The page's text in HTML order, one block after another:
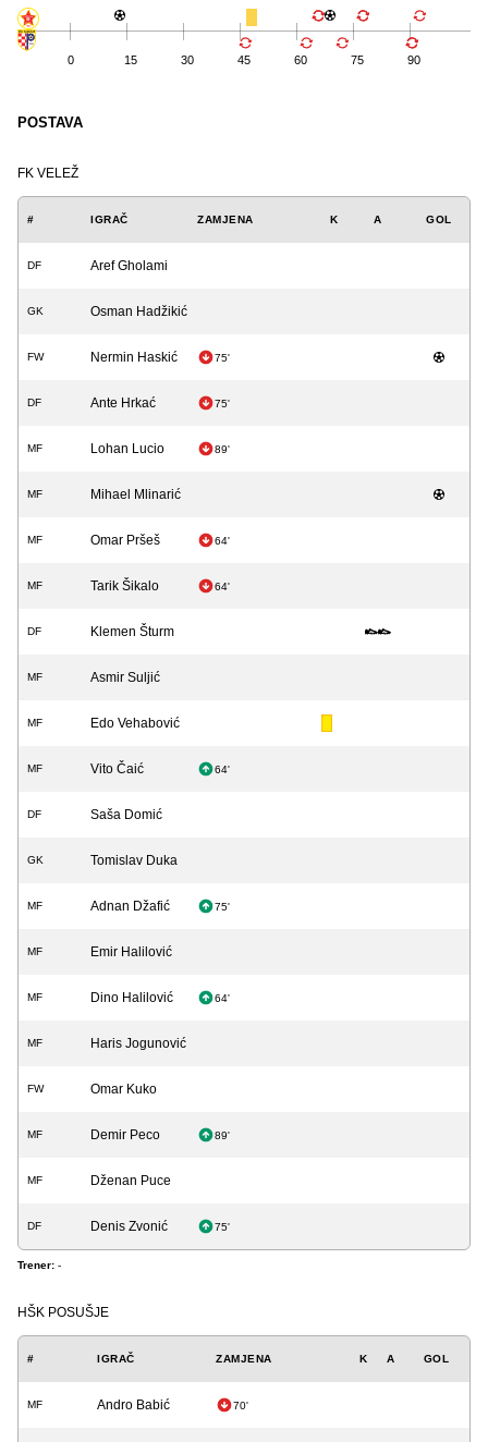
0 15 30 45 60 75 90
POSTAVA
FK VELEŽ
# IGRAČ ZAMJENA K A GOL
DF Aref Gholami
GK Osman Hadžikić
FW Nermin Haskić 75'
DF Ante Hrkać 75'
MF Lohan Lucio 89'
MF Mihael Mlinarić
MF Omar Pršeš 64'
MF Tarik Šikalo 64'
DF Klemen Šturm
MF Asmir Suljić
MF Edo Vehabović
MF Vito Čaić 64'
DF Saša Domić
GK Tomislav Duka
MF Adnan Džafić 75'
MF Emir Halilović
MF Dino Halilović 64'
MF Haris Jogunović
FW Omar Kuko
MF Demir Peco 89'
MF Dženan Puce
DF Denis Zvonić 75'
Trener: -
HŠK POSUŠJE
# IGRAČ ZAMJENA K A GOL
MF Andro Babić 70'